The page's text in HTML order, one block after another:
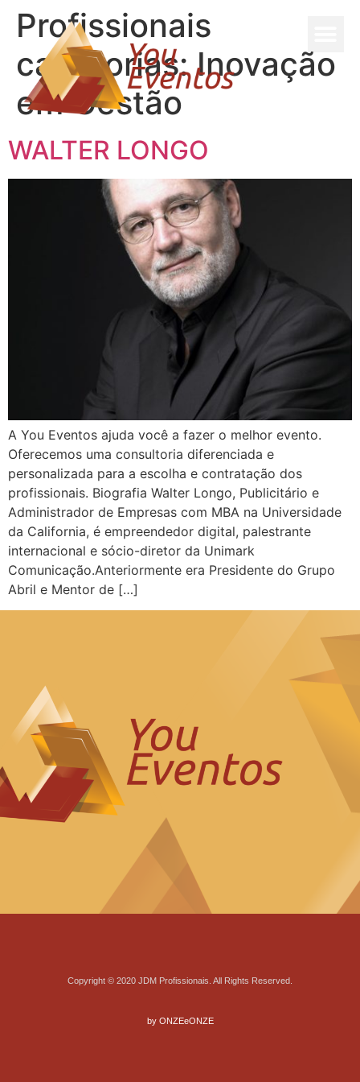
Profissionais
categorias:Inovação
em Gestão
WALTER LONGO
A You Eventos ajuda você a fazer o melhor evento.
Oferecemos uma consultoria diferenciada e
personalizada para a escolha e contratação dos
profissionais. Biografia Walter Longo, Publicitário e
Administrador de Empresas com MBA na Universidade
da California, é empreendedor digital, palestrante
internacional e sócio-diretor da Unimark
Comunicação.Anteriormente era Presidente do Grupo
Abril e Mentor de […]
Copyright © 2020 JDM Profissionais. All Rights Reserved.
by ONZEeONZE